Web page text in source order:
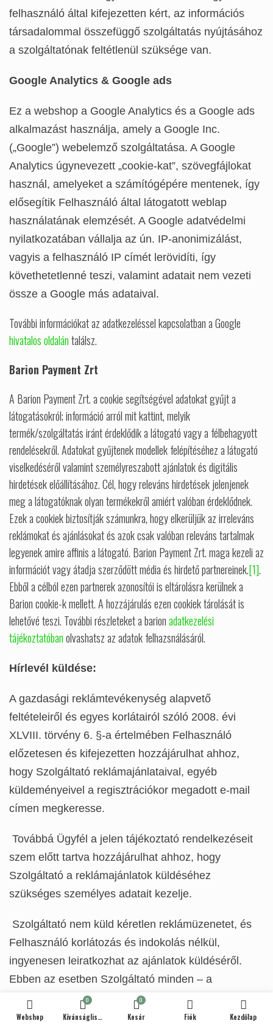
felhasználó által kifejezetten kért, az információs
társadalommal összefüggő szolgáltatás nyújtásához
a szolgáltatónak feltétlenül szüksége van.
Google Analytics & Google ads
Ez a webshop a Google Analytics és a Google ads
alkalmazást használja, amely a Google Inc.
(„Google”) webelemző szolgáltatása. A Google
Analytics úgynevezett „cookie-kat”, szövegfájlokat
használ, amelyeket a számítógépére mentenek, így
elősegítik Felhasználó által látogatott weblap
használatának elemzését. A Google adatvédelmi
nyilatkozatában vállalja az ún. IP-anonimizálást,
vagyis a felhasználó IP címét lerövidíti, így
követhetetlenné teszi, valamint adatait nem vezeti
össze a Google más adataival.
További információkat az adatkezeléssel kapcsolatban a Google
hivatalos oldalántalálsz.
Barion Payment Zrt
A Barion Payment Zrt. a cookie segítségével adatokat gyűjt a
látogatásokról; információ arról mit kattint, melyik
termék/szolgáltatás iránt érdeklődik a látogató vagy a félbehagyott
rendelésekről. Adatokat gyűjtenek modellek felépítéséhez a látogató
viselkedéséről valamint személyreszabott ajánlatok és digitális
hirdetések előállításához. Cél, hogy releváns hirdetések jelenjenek
meg a látogatóknak olyan termékekről amiért valóban érdeklődnek.
Ezek a cookiek biztosítják számunkra, hogy elkerüljük az irreleváns
reklámokat és ajánlásokat és azok csak valóban releváns tartalmak
legyenek amire affinis a látogató. Barion Payment Zrt. maga kezeli az
információt vagy átadja szerződött média és hirdető partnereinek.[1].
Ebből a célból ezen partnerek azonosítói is eltárolásra kerülnek a
Barion cookie-k mellett. A hozzájárulás ezen cookiek tárolását is
lehetővé teszi. További részleteket a barionadatkezelési
tájékoztatóbanolvashatsz az adatok felhazsnálásáról.
Hírlevél küldése:
A gazdasági reklámtevékenység alapvető
feltételeiről és egyes korlátairól szóló 2008. évi
XLVIII. törvény 6. §-a értelmében Felhasználó
előzetesen és kifejezetten hozzájárulhat ahhoz,
hogy Szolgáltató reklámajánlataival, egyéb
küldeményeivel a regisztrációkor megadott e-mail
címen megkeresse.
Továbbá Ügyfél a jelen tájékoztató rendelkezéseit
szem előtt tartva hozzájárulhat ahhoz, hogy
Szolgáltató a reklámajánlatok küldéséhez
szükséges személyes adatait kezelje.
Szolgáltató nem küld kéretlen reklámüzenetet, és
Felhasználó korlátozás és indokolás nélkül,
ingyenesen leiratkozhat az ajánlatok küldéséről.
Ebben az esetben Szolgáltató minden – a
reklámüzenetek küldéséhez szükséges – személyes
adatát törli nyilvántartásából.
Webshop
0
Kívánságlista
0
Kosár Fiók Kezdőlap